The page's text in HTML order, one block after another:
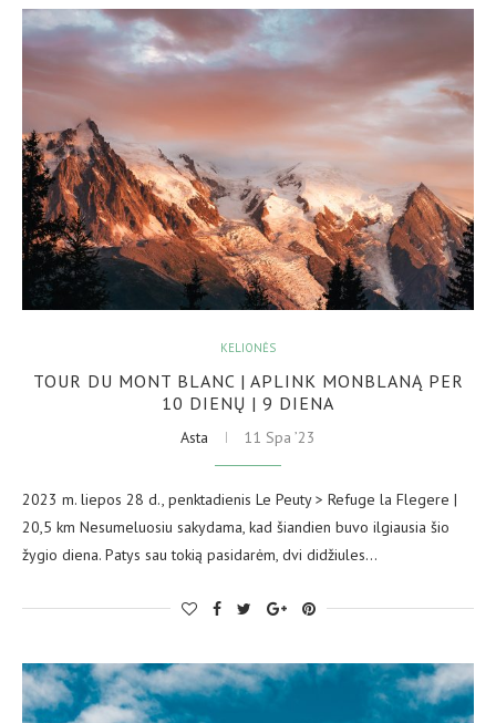
KELIONĖS
TOUR DU MONT BLANC | APLINK MONBLANĄ PER
10 DIENŲ | 9 DIENA
Asta 11 Spa ’23
2023 m. liepos 28 d., penktadienis Le Peuty > Refuge la Flegere |
20,5 km Nesumeluosiu sakydama, kad šiandien buvo ilgiausia šio
žygio diena. Patys sau tokią pasidarėm, dvi didžiules…